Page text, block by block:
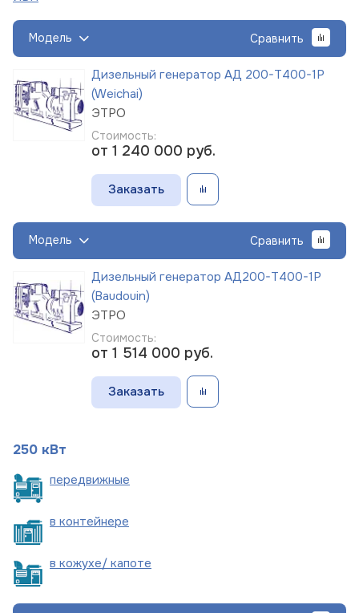
Модель Сравнить
Дизельный генератор АД 200-Т400-1Р
(Weichai)
ЭТРО
Стоимость:
от 1 240 000 руб.
Заказать
Модель Сравнить
Дизельный генератор АД200-Т400-1Р
(Baudouin)
ЭТРО
Стоимость:
от 1 514 000 руб.
Заказать
250 кВт
передвижные
в контейнере
в кожухе/ капоте